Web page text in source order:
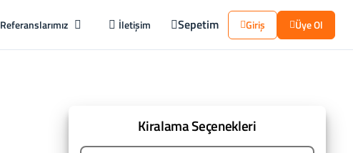
Referanslarımız İletişim Sepetim Giriş Üye Ol
Kiralama Seçenekleri